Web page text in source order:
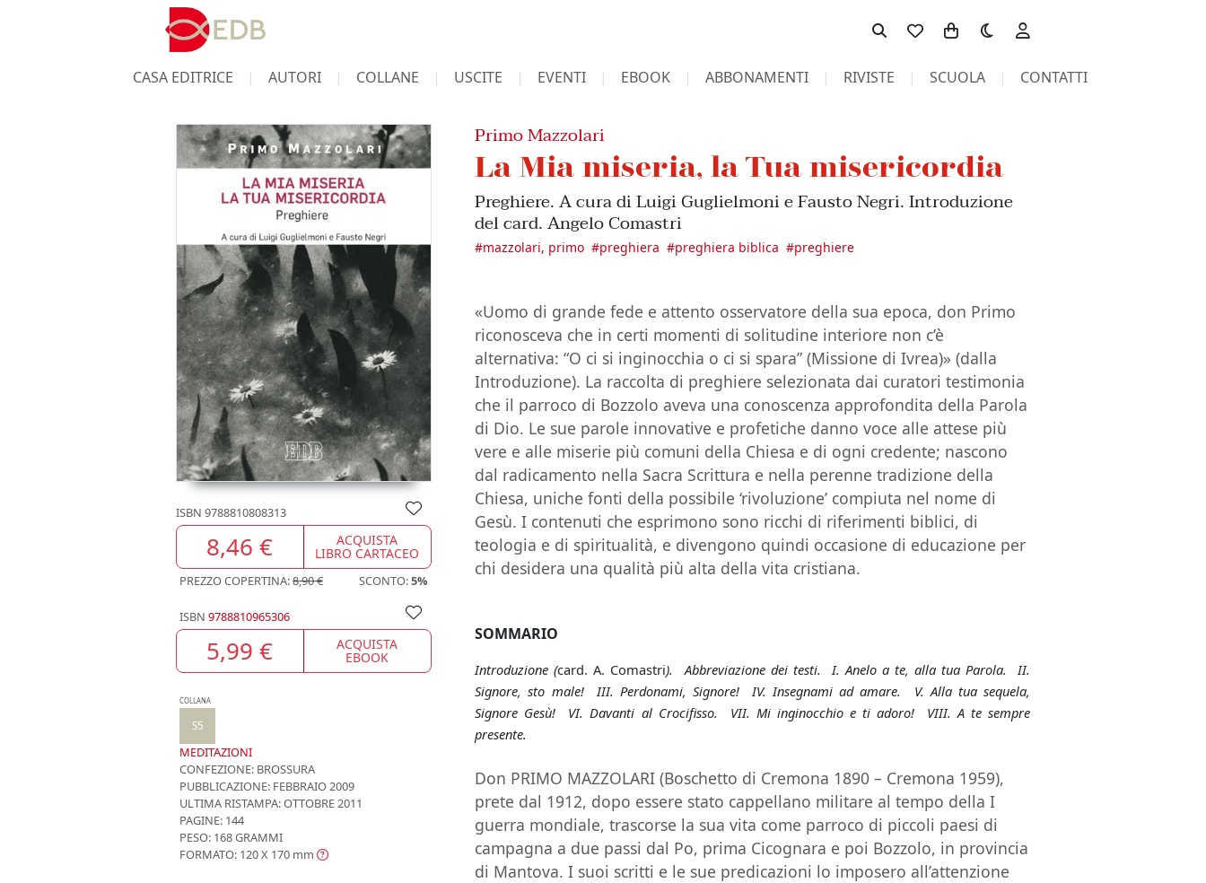
Toggle theme
CASA EDITRICE AUTORI COLLANE USCITE EVENTI EBOOK ABBONAMENTI RIVISTE SCUOLA CONTATTI
ISBN 9788810808313
8,46 € ACQUISTA
LIBRO CARTACEO
PREZZO COPERTINA:8,90 € SCONTO:5%
ISBN 9788810965306
5,99 € ACQUISTA
EBOOK
COLLANA
S5
MEDITAZIONI
CONFEZIONE: BROSSURA
PUBBLICAZIONE: FEBBRAIO 2009
ULTIMA RISTAMPA:OTTOBRE 2011
PAGINE: 144
PESO: 168 GRAMMI
FORMATO: 120 X 170 mm
Primo Mazzolari
La Mia miseria, la Tua misericordia
Preghiere. A cura di Luigi Guglielmoni e Fausto Negri. Introduzione
del card. Angelo Comastri
#mazzolari, primo #preghiera #preghiera biblica #preghiere
«Uomo di grande fede e attento osservatore della sua epoca, don Primo
riconosceva che in certi momenti di solitudine interiore non c’è
alternativa: “O ci si inginocchia o ci si spara” (Missione di Ivrea)» (dalla
Introduzione). La raccolta di preghiere selezionata dai curatori testimonia
che il parroco di Bozzolo aveva una conoscenza approfondita della Parola
di Dio. Le sue parole innovative e profetiche danno voce alle attese più
vere e alle miserie più comuni della Chiesa e di ogni credente; nascono
dal radicamento nella Sacra Scrittura e nella perenne tradizione della
Chiesa, uniche fonti della possibile ‘rivoluzione’ compiuta nel nome di
Gesù. I contenuti che esprimono sono ricchi di riferimenti biblici, di
teologia e di spiritualità, e divengono quindi occasione di educazione per
chi desidera una qualità più alta della vita cristiana.
SOMMARIO
Introduzione (card. A. Comastri). Abbreviazione dei testi. I. Anelo a te, alla tua Parola. II.
Signore, sto male! III. Perdonami, Signore! IV. Insegnami ad amare. V. Alla tua sequela,
Signore Gesù! VI. Davanti al Crocifisso. VII. Mi inginocchio e ti adoro! VIII. A te sempre
presente.
Don PRIMO MAZZOLARI (Boschetto di Cremona 1890 – Cremona 1959),
prete dal 1912, dopo essere stato cappellano militare al tempo della I
guerra mondiale, trascorse la sua vita come parroco di piccoli paesi di
campagna a due passi dal Po, prima Cicognara e poi Bozzolo, in provincia
di Mantova. I suoi scritti e le sue predicazioni lo imposero all’attenzione